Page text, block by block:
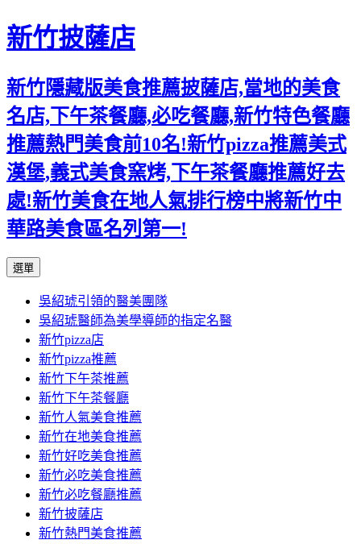
新竹披薩店
新竹隱藏版美食推薦披薩店,當地的美食
名店,下午茶餐廳,必吃餐廳,新竹特色餐廳
推薦熱門美食前10名!新竹pizza推薦美式
漢堡,義式美食窯烤,下午茶餐廳推薦好去
處!新竹美食在地人氣排行榜中將新竹中
華路美食區名列第一!
選單
主
要
內
容
吳紹琥引領的醫美團隊
吳紹琥醫師為美學導師的指定名醫
新竹pizza店
新竹pizza推薦
新竹下午茶推薦
新竹下午茶餐廳
新竹人氣美食推薦
新竹在地美食推薦
新竹好吃美食推薦
新竹必吃美食推薦
新竹必吃餐廳推薦
新竹披薩店
新竹熱門美食推薦